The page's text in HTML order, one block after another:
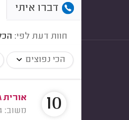
דברו איתי
חוות דעת לפי:
הכי נפוצים
אורית
משוב: 12/02/2024
10